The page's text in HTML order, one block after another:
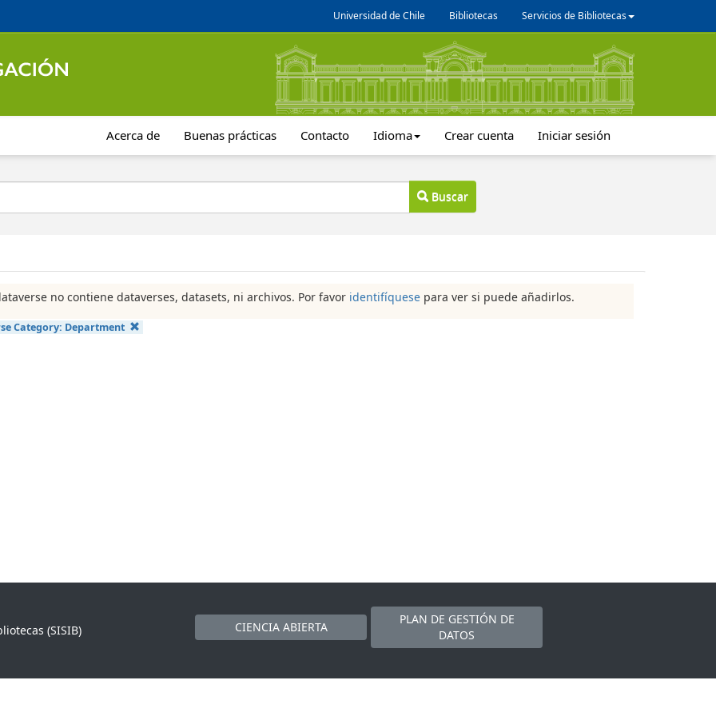
Universidad de Chile Bibliotecas Servicios de Bibliotecas
Acerca de Buenas prácticas Contacto Idioma Crear cuenta Iniciar sesión
Buscar
no contiene dataverses, datasets, ni archivos. Por favor identifíquese para ver si puede añadirlos.
Category: Department
(SISIB)
CIENCIA ABIERTA
PLAN DE GESTIÓN DE
DATOS